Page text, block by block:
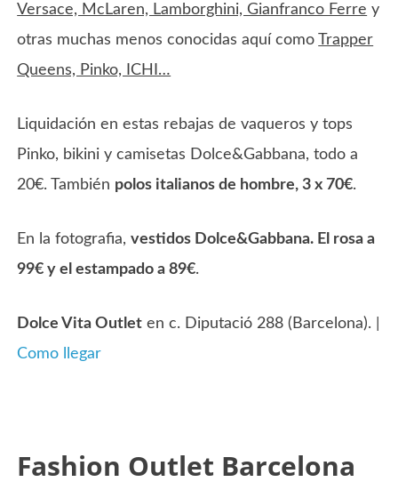
Versace, McLaren, Lamborghini, Gianfranco Ferre y
otras muchas menos conocidas aquí comoTrapper
Queens, Pinko, ICHI…
Liquidación en estas rebajas de vaqueros y tops
Pinko, bikini y camisetas Dolce&Gabbana, todo a
20€. También polos italianos de hombre, 3 x 70€.
En la fotografia,vestidos Dolce&Gabbana. El rosa a
99€ y el estampado a 89€.
Dolce Vita Outlet en c. Diputació 288 (Barcelona). |
Como llegar
Fashion Outlet Barcelona